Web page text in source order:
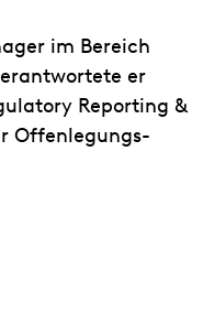
im Bereich
er
Reporting &
Offenlegungs-